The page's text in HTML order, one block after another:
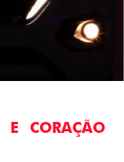
CORAÇÃO